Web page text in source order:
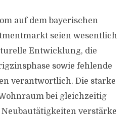
auf dem bayerischen
seien wesentlich
Entwicklung, die
sowie fehlende
verantwortlich. Die starke
bei gleichzeitig
verstärke